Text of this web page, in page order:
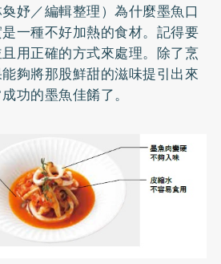
奐妤／編輯整理）為什麼墨魚口
一種不好加熱的食材。記得要
用正確的方式來處理。除了烹
夠將那股鮮甜的滋味提引出來
功的墨魚佳餚了。